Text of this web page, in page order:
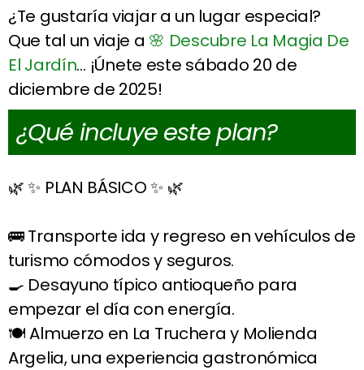
¿Te gustaría viajar a un lugar especial?
Que tal un viaje a 🌸 Descubre La Magia De
El Jardín… ¡Únete este sábado 20 de
diciembre de 2025!
¿Qué incluye este plan?
🌿 ✨ PLAN BÁSICO ✨ 🌿
🚌 Transporte ida y regreso en vehículos de
turismo cómodos y seguros.
🍳 Desayuno típico antioqueño para
empezar el día con energía.
🍽️ Almuerzo en La Truchera y Molienda
Argelia, una experiencia gastronómica